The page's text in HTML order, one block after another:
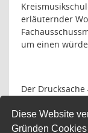
Diese Website
Gründen
erläuternder
um einen
Der